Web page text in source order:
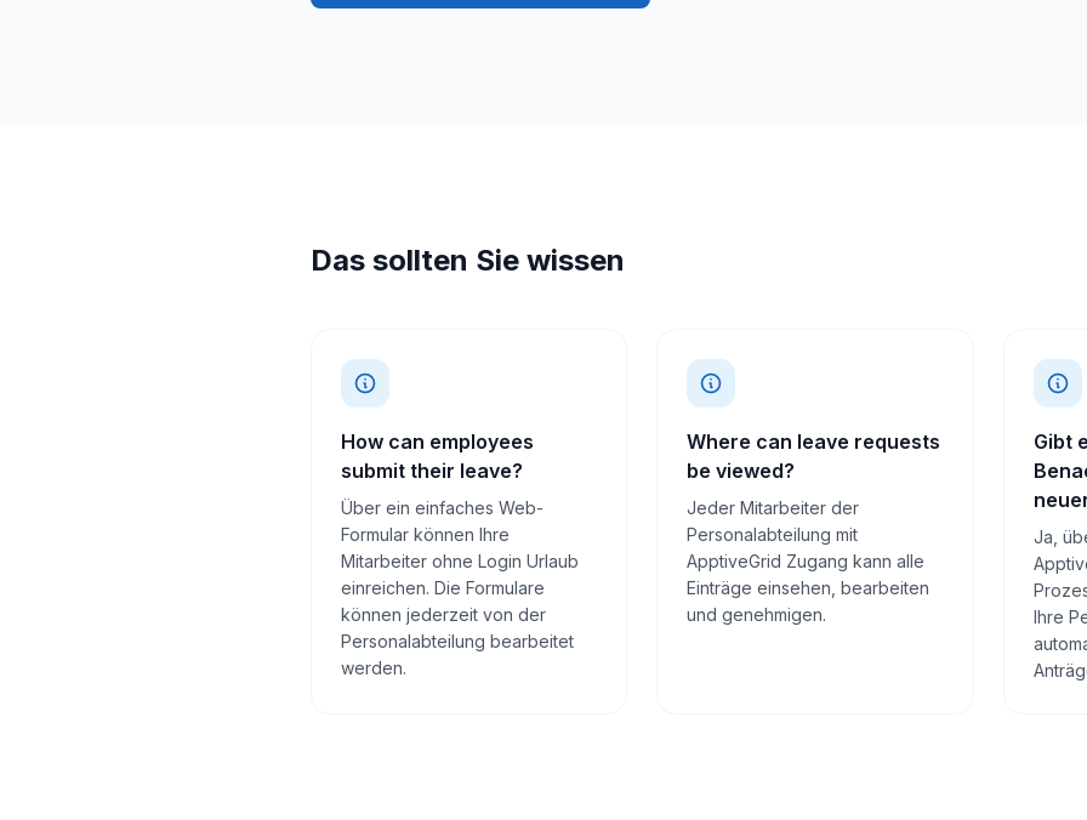
Das sollten Sie wissen
How can employees
submit their leave?
Über ein einfaches Web-
Formular können Ihre
Mitarbeiter ohne Login Urlaub
einreichen. Die Formulare
können jederzeit von der
Personalabteilung bearbeitet
werden.
Where can leave requests
be viewed?
Jeder Mitarbeiter der
Personalabteilung mit
ApptiveGrid Zugang kann alle
Einträge einsehen, bearbeiten
und genehmigen.
Gibt
Ja,
Ihre